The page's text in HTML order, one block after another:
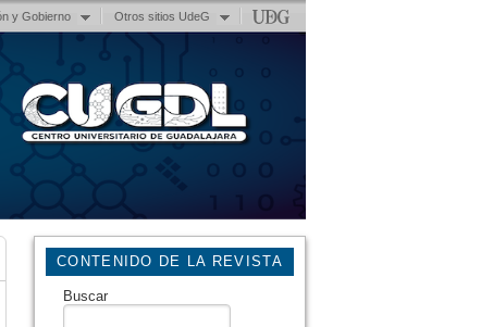
y Gobierno Otros sitios UdeG
CONTENIDO DE LA REVISTA
Buscar